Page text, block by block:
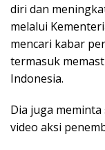
diri dan
melalui
mencari kabar
termasuk
Indonesia.
Dia juga
video aksi